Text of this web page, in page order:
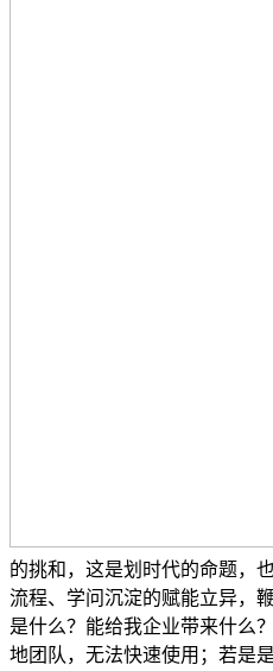
的挑和，这是划时代的命题，
流程、学问沉淀的赋能立异，
是什么？能给我企业带来什么
地团队，无法快速使用；若是